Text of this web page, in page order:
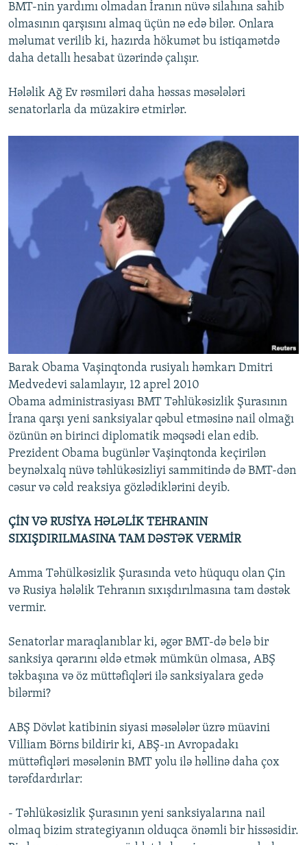
BMT-nin yardımı olmadan İranın nüvə silahına sahib
olmasının qarşısını almaq üçün nə edə bilər. Onlara
məlumat verilib ki, hazırda hökumət bu istiqamətdə
daha detallı hesabat üzərində çalışır.
Hələlik Ağ Ev rəsmiləri daha həssas məsələləri
senatorlarla da müzakirə etmirlər.
Barak Obama Vaşinqtonda rusiyalı həmkarı Dmitri
Medvedevi salamlayır, 12 aprel 2010
Obama administrasiyası BMT Təhlükəsizlik Şurasının
İrana qarşı yeni sanksiyalar qəbul etməsinə nail olmağı
özünün ən birinci diplomatik məqsədi elan edib.
Prezident Obama bugünlər Vaşinqtonda keçirilən
beynəlxalq nüvə təhlükəsizliyi sammitində də BMT-dən
cəsur və cəld reaksiya gözlədiklərini deyib.
ÇİN VƏ RUSİYA HƏLƏLİK TEHRANIN
SIXIŞDIRILMASINA TAM DƏSTƏK VERMİR
Amma Təhülkəsizlik Şurasında veto hüququ olan Çin
və Rusiya hələlik Tehranın sıxışdırılmasına tam dəstək
vermir.
Senatorlar maraqlanıblar ki, əgər BMT-də belə bir
sanksiya qərarını əldə etmək mümkün olmasa, ABŞ
təkbaşına və öz müttəfiqləri ilə sanksiyalara gedə
bilərmi?
ABŞ Dövlət katibinin siyasi məsələlər üzrə müavini
Villiam Börns bildirir ki, ABŞ-ın Avropadakı
müttəfiqləri məsələnin BMT yolu ilə həllinə daha çox
tərəfdardırlar:
- Təhlükəsizlik Şurasının yeni sanksiyalarına nail
olmaq bizim strategiyanın olduqca önəmli bir hissəsidir.